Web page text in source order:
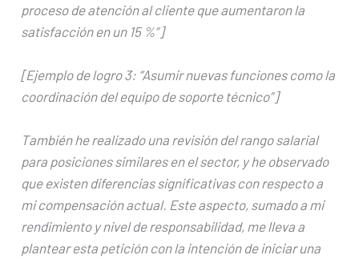
proceso de atención al cliente que aumentaron la
satisfacción en un 15 %”]
[Ejemplo de logro 3: “Asumir nuevas funciones como la
coordinación del equipo de soporte técnico”]
También he realizado una revisión del rango salarial
para posiciones similares en el sector, y he observado
que existen diferencias significativas con respecto a
mi compensación actual. Este aspecto, sumado a mi
rendimiento y nivel de responsabilidad, me lleva a
plantear esta petición con la intención de iniciar una